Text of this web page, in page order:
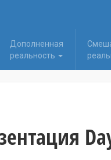
Дополненная
реальность